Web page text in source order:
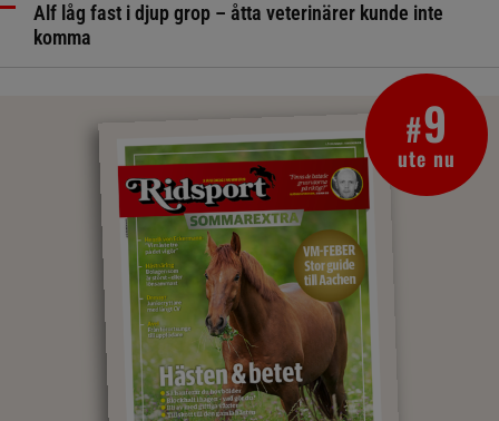
Alf låg fast i djup grop – åtta veterinärer kunde inte
komma
#9
ute nu